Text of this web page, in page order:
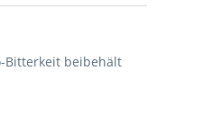
Bitterkeit beibehält